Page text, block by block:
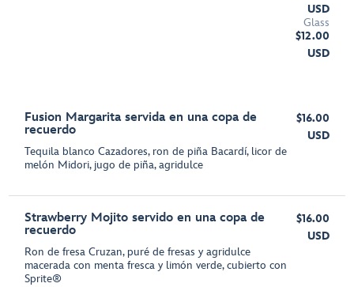
USD
Glass
$12.00
USD
Fusion Margarita servida en una copa de
recuerdo
Tequila blanco Cazadores, ron de piña Bacardí, licor de
melón Midori, jugo de piña, agridulce
$16.00
USD
Strawberry Mojito servido en una copa de
recuerdo
Ron de fresa Cruzan, puré de fresas y agridulce
macerada con menta fresca y limón verde, cubierto con
Sprite®
$16.00
USD